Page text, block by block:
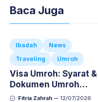
Baca Juga
Ibadah
News
Traveling
Umroh
Visa Umroh: Syarat &
Dokumen Umroh
Keluarga Lengkap dan
Fitria Zahrah 12/07/2026